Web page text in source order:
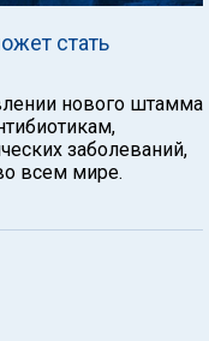
стать
нового штамма
заболеваний,
всем мире.